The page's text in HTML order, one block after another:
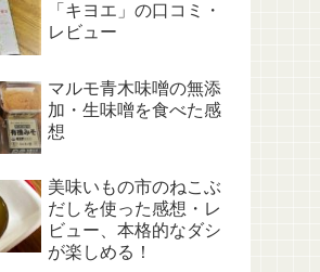
「キヨエ」の口コミ・
レビュー
マルモ青木味噌の無添
加・生味噌を食べた感
想
美味いもの市のねこぶ
だしを使った感想・レ
ビュー、本格的なダシ
が楽しめる！